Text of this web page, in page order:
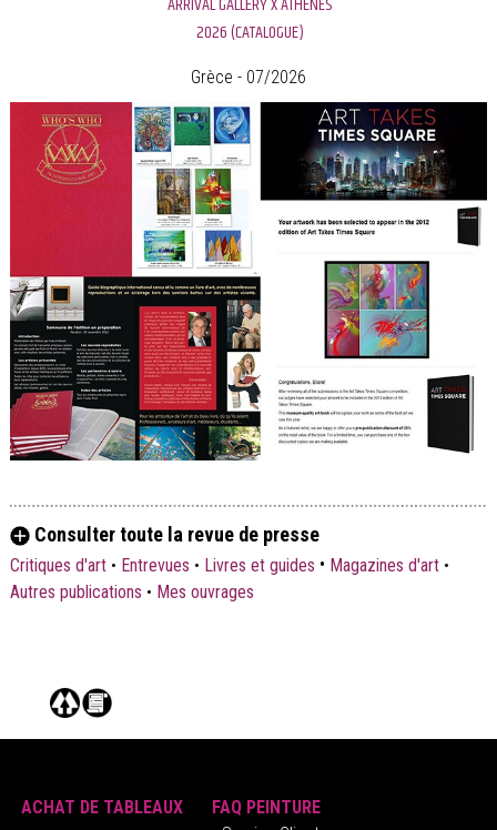
2026 (CATALOGUE)
Grèce - 07/2026
Consulter toute la revue de presse
Critiques d'art • Entrevues • Livres et guides • Magazines d'art•
Autres publications • Mes ouvrages
ACHAT DE TABLEAUX
FAQ PEINTURE